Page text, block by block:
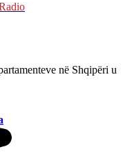
në Shqipëri u